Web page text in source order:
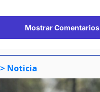
Mostrar Comentarios
> Noticia